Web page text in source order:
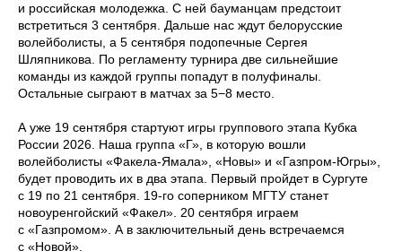
и российская молодежка. С ней бауманцам предстоит
встретиться 3 сентября. Дальше нас ждут белорусские
волейболисты, а 5 сентября подопечные Сергея
Шляпникова. По регламенту турнира две сильнейшие
команды из каждой группы попадут в полуфиналы.
Остальные сыграют в матчах за 5−8 место.
А уже 19 сентября стартуют игры группового этапа Кубка
России 2026. Наша группа «Г», в которую вошли
волейболисты «Факела-Ямала», «Новы» и «Газпром-Югры»,
будет проводить их в два этапа. Первый пройдет в Сургуте
с 19 по 21 сентября. 19-го соперником МГТУ станет
новоуренгойский «Факел». 20 сентября играем
с «Газпромом». А в заключительный день встречаемся
с «Новой».